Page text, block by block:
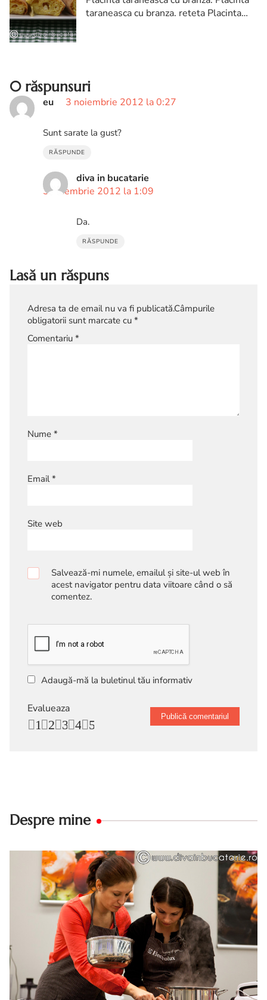
taraneasca cu branza. reteta Placinta
0 răspunsuri
eu 3 noiembrie 2012 la 0:27
Sunt sarate la gust?
RĂSPUNDE
diva in bucatarie
3 noiembrie 2012 la 1:09
Da.
RĂSPUNDE
Lasă un răspuns
Adresa ta de email nu va fi publicată.Câmpurile
obligatorii sunt marcate cu *
Comentariu *
Nume *
Email*
Site web
Salvează-mi numele, emailul și site-ul web în
acest navigator pentru data viitoare când o să
comentez.
Adaugă-mă la buletinul tău informativ
Evalueaza
5
4
3
2
1
Despre mine